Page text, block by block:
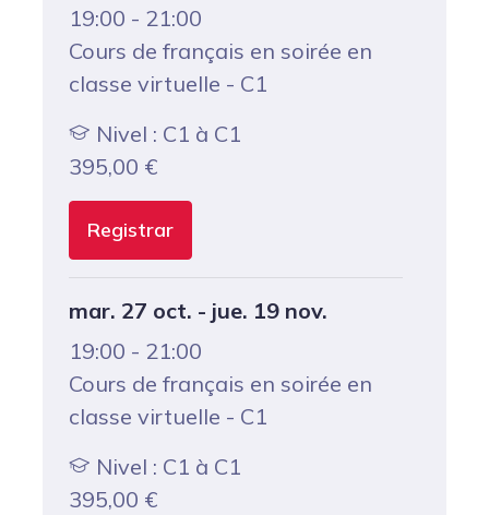
19:00 - 21:00
Cours de français en soirée en
classe virtuelle - C1
Nivel : C1 à C1
395,00 €
Registrar
mar. 27 oct. - jue. 19 nov.
19:00 - 21:00
Cours de français en soirée en
classe virtuelle - C1
Nivel : C1 à C1
395,00 €